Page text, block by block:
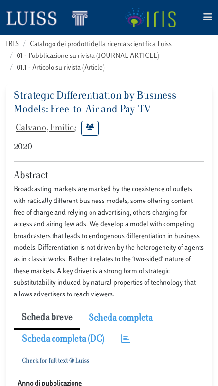
IRIS
Catalogo dei prodotti della ricerca scientifica Luiss
01 - Pubblicazione su rivista (JOURNAL ARTICLE)
01.1 - Articolo su rivista (Article)
Strategic Differentiation by Business
Models: Free-to-Air and Pay-TV
Calvano, Emilio;
2020
Abstract
Broadcasting markets are marked by the coexistence of outlets
with radically different business models, some offering content
free of charge and relying on advertising, others charging for
access and airing few ads. We develop a model with competing
broadcasters that leads to endogenous differentiation in business
models. Differentiation is not driven by the heterogeneity of agents
as in classic works. Rather it relates to the ‘two-sided’ nature of
these markets. A key driver is a strong form of strategic
substitutability induced by natural properties of technology that
allows advertisers to reach viewers.
Scheda breve Scheda completa
Scheda completa (DC)
Anno di pubblicazione